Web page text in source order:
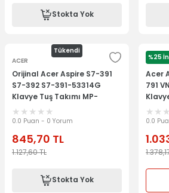
Stokta Yok
Tükendi
ACER
Orijinal Acer Aspire S7-391
S7-392 S7-391-53314G
Klavye Tuş Takımı MP-
12C56TQJ4421 MP-12C5
0.0 Puan - 0 Yorum
845,70 TL
1.127,60TL
Stokta Yok
%25
ACER
Acer
791
0.0